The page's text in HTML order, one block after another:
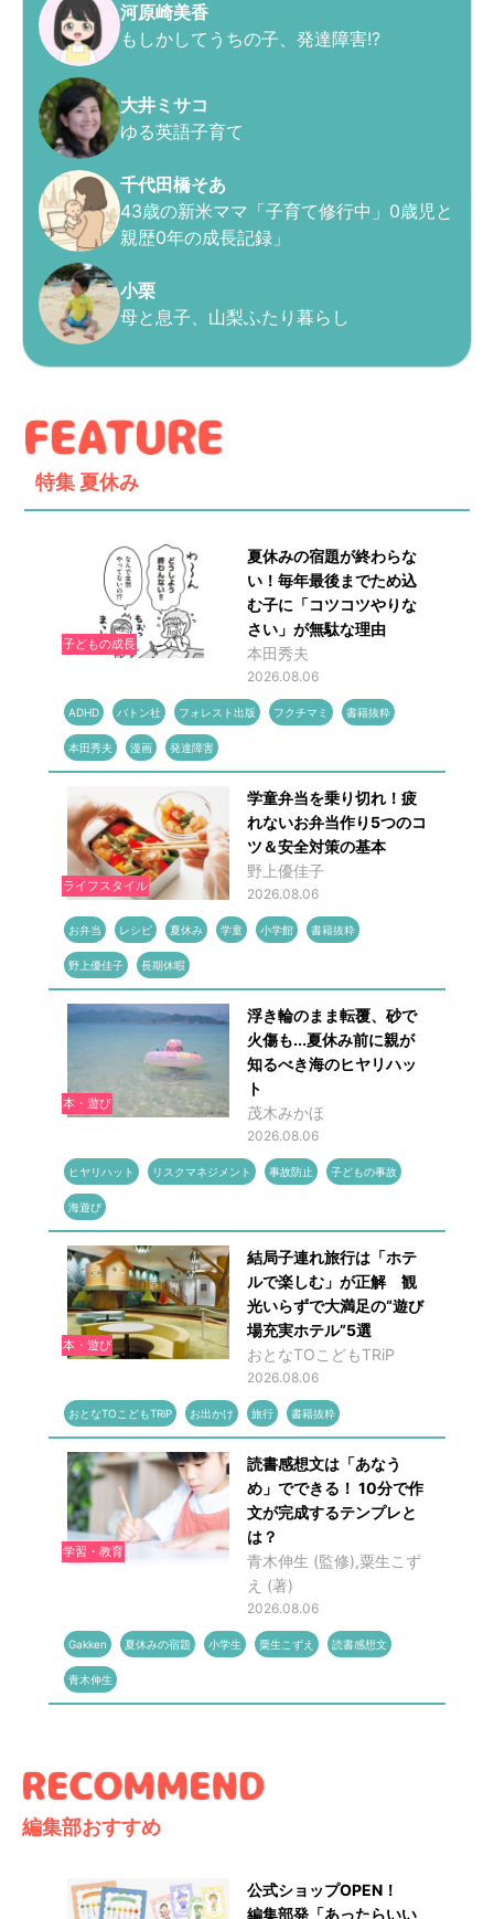
河原崎美香
もしかしてうちの子、発達障害!?
大井ミサコ
ゆる英語子育て
千代田橋そあ
43歳の新米ママ「子育て修行中」0歳児と
親歴0年の成長記録」
小栗
母と息子、山梨ふたり暮らし
特集 夏休み
子どもの成長
夏休みの宿題が終わらな
い！毎年最後までため込
む子に「コツコツやりな
さい」が無駄な理由
本田秀夫
2026.08.06
ADHD バトン社 フォレスト出版 フクチマミ 書籍抜粋
本田秀夫 漫画 発達障害
ライフスタイル
学童弁当を乗り切れ！疲
れないお弁当作り5つのコ
ツ＆安全対策の基本
野上優佳子
2026.08.06
お弁当 レシピ 夏休み 学童 小学館 書籍抜粋
野上優佳子 長期休暇
本・遊び
浮き輪のまま転覆、砂で
火傷も...夏休み前に親が
知るべき海のヒヤリハッ
ト
茂木みかほ
2026.08.06
ヒヤリハット リスクマネジメント 事故防止 子どもの事故
海遊び
本・遊び
結局子連れ旅行は「ホテ
ルで楽しむ」が正解 観
光いらずで大満足の“遊び
場充実ホテル”5選
おとなTOこどもTRiP
2026.08.06
おとなTOこどもTRiP お出かけ 旅行 書籍抜粋
学習・教育
読書感想文は「あなう
め」でできる！ 10分で作
文が完成するテンプレと
は？
青木伸生 (監修),粟生こず
え (著)
2026.08.06
Gakken 夏休みの宿題 小学生 粟生こずえ 読書感想文
青木伸生
編集部おすすめ
公式ショップOPEN！
編集部発「あったらいい